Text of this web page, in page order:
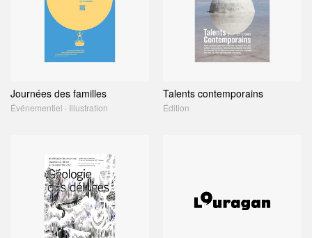
Journées des familles
Événementiel · Illustration
Talents contemporains
Édition